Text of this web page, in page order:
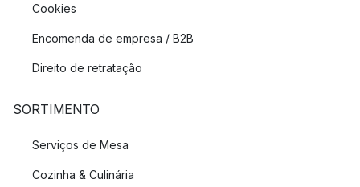
Cookies
Encomenda de empresa / B2B
Direito de retratação
SORTIMENTO
Serviços de Mesa
Cozinha & Culinária